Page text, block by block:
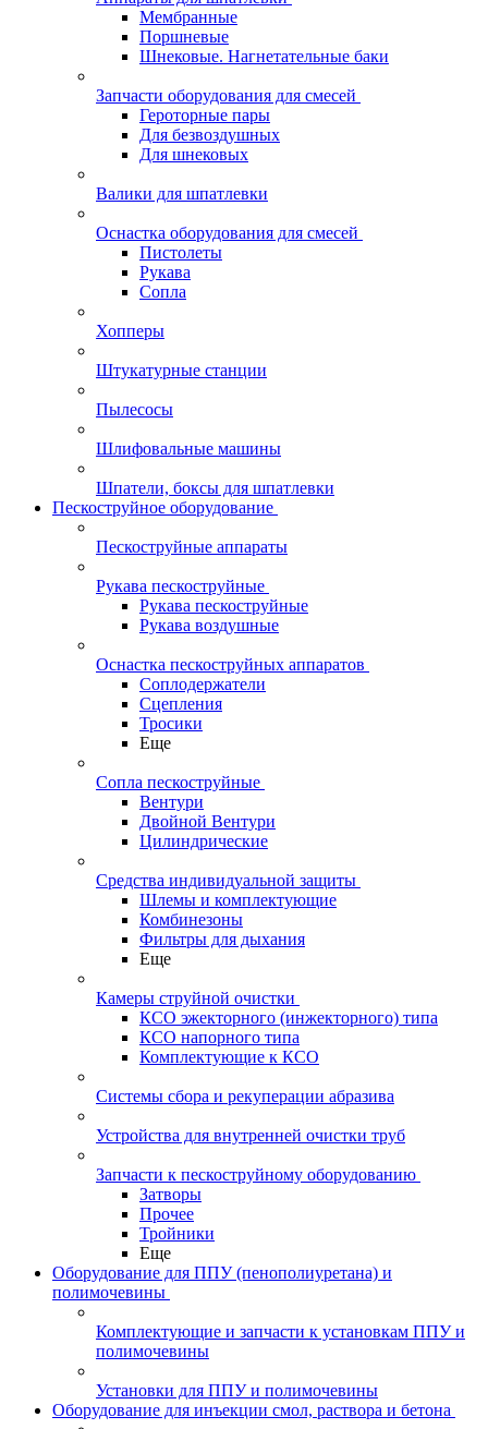
Мембранные
Поршневые
Шнековые. Нагнетательные баки
Запчасти оборудования для смесей
Героторные пары
Для безвоздушных
Для шнековых
Валики для шпатлевки
Оснастка оборудования для смесей
Пистолеты
Рукава
Сопла
Хопперы
Штукатурные станции
Пылесосы
Шлифовальные машины
Шпатели, боксы для шпатлевки
Пескоструйное оборудование
Пескоструйные аппараты
Рукава пескоструйные
Рукава пескоструйные
Рукава воздушные
Оснастка пескоструйных аппаратов
Соплодержатели
Сцепления
Тросики
Еще
Сопла пескоструйные
Вентури
Двойной Вентури
Цилиндрические
Средства индивидуальной защиты
Шлемы и комплектующие
Комбинезоны
Фильтры для дыхания
Еще
Камеры струйной очистки
КСО эжекторного (инжекторного) типа
КСО напорного типа
Комплектующие к КСО
Системы сбора и рекуперации абразива
Устройства для внутренней очистки труб
Запчасти к пескоструйному оборудованию
Затворы
Прочее
Тройники
Еще
Оборудование для ППУ (пенополиуретана) и
полимочевины
Комплектующие и запчасти к установкам ППУ и
полимочевины
Установки для ППУ и полимочевины
Оборудование для инъекции смол, раствора и бетона